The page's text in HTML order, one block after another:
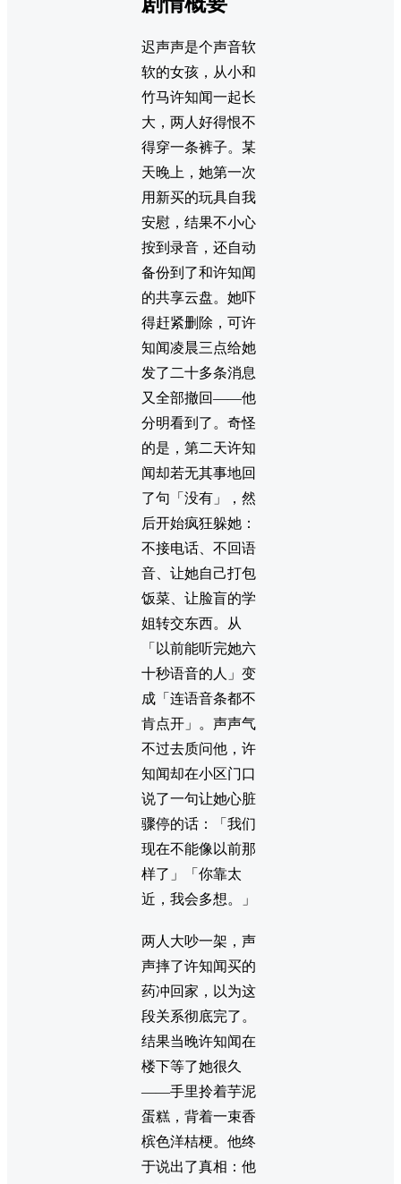
迟声声是个声音软
软的女孩，从小和
竹马许知闻一起长
大，两人好得恨不
得穿一条裤子。某
天晚上，她第一次
用新买的玩具自我
安慰，结果不小心
按到录音，还自动
备份到了和许知闻
的共享云盘。她吓
得赶紧删除，可许
知闻凌晨三点给她
发了二十多条消息
又全部撤回——他
分明看到了。奇怪
的是，第二天许知
闻却若无其事地回
了句「没有」，然
后开始疯狂躲她：
不接电话、不回语
音、让她自己打包
饭菜、让脸盲的学
姐转交东西。从
「以前能听完她六
十秒语音的人」变
成「连语音条都不
肯点开」。声声气
不过去质问他，许
知闻却在小区门口
说了一句让她心脏
骤停的话：「我们
现在不能像以前那
样了」「你靠太
近，我会多想。」
两人大吵一架，声
声摔了许知闻买的
药冲回家，以为这
段关系彻底完了。
结果当晚许知闻在
楼下等了她很久
——手里拎着芋泥
蛋糕，背着一束香
槟色洋桔梗。他终
于说出了真相：他